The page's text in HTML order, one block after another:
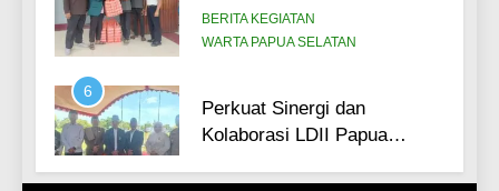
6
Perkuat Sinergi dan
Selatan Hadiri Upacara Hari
Santri Nasional 2025,
perkuat peran pesantren
untuk mencetak generasi
BERITA KEGIATAN
WARTA PAPUA SELATAN
7